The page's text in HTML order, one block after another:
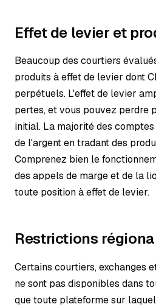
Effet de levier et
Beaucoup des courtiers
produits à effet de levier dont
perpétuels. L'effet de levier
pertes, et vous pouvez perdre
initial. La majorité des
de l'argent en tradant des
Comprenez bien le
des appels de marge et de la
toute position à effet de levier.
Restrictions
Certains courtiers, exchanges
ne sont pas disponibles dans
que toute plateforme sur